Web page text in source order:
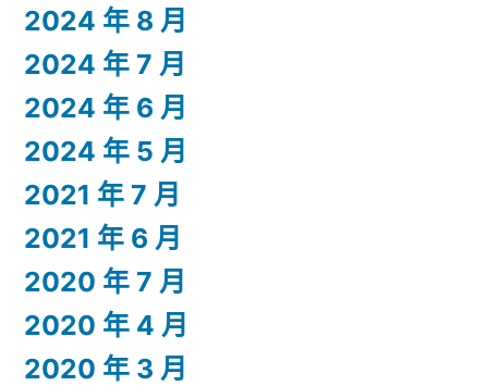
2024 年 8 月
2024 年 7 月
2024 年 6 月
2024 年 5 月
2021 年 7 月
2021 年 6 月
2020 年 7 月
2020 年 4 月
2020 年 3 月